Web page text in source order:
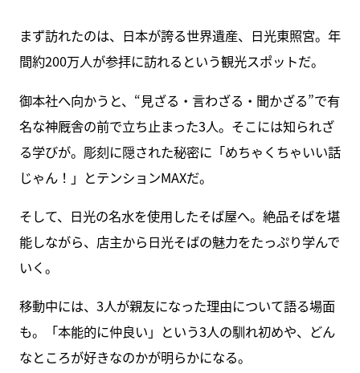
まず訪れたのは、日本が誇る世界遺産、日光東照宮。年
間約200万人が参拝に訪れるという観光スポットだ。
御本社へ向かうと、“見ざる・言わざる・聞かざる”で有
名な神厩舎の前で立ち止まった3人。そこには知られざ
る学びが。彫刻に隠された秘密に「めちゃくちゃいい話
じゃん！」とテンションMAXだ。
そして、日光の名水を使用したそば屋へ。絶品そばを堪
能しながら、店主から日光そばの魅力をたっぷり学んで
いく。
移動中には、3人が親友になった理由について語る場面
も。「本能的に仲良い」という3人の馴れ初めや、どん
なところが好きなのかが明らかになる。